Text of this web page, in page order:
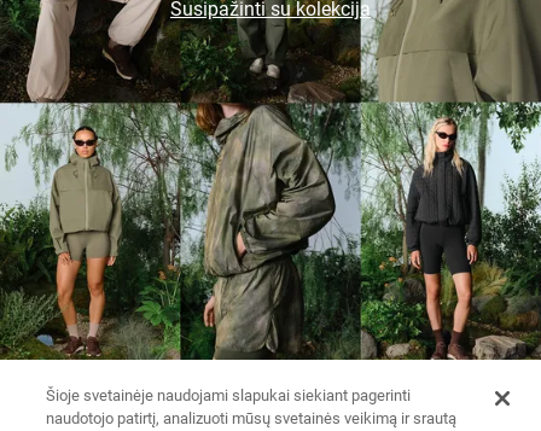
Susipažinti su kolekcija
Šioje svetainėje naudojami slapukai siekiant pagerinti
naudotojo patirtį, analizuoti mūsų svetainės veikimą ir srautą